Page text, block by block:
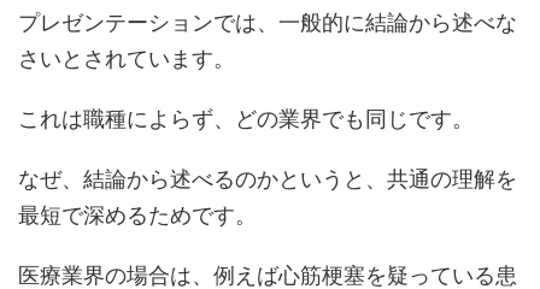
プレゼンテーションでは、一般的に結論から述べな
さいとされています。
これは職種によらず、どの業界でも同じです。
なぜ、結論から述べるのかというと、共通の理解を
最短で深めるためです。
医療業界の場合は、例えば心筋梗塞を疑っている患